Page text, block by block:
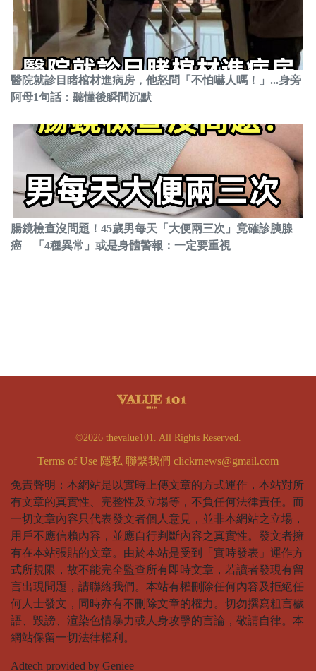
醫院就診目睹棺材進病房，他怒問「不怕嚇人嗎！」...身旁
阿母1句話：聽懂後瞬間沉默
腸鏡檢查沒問題！45歲男每天「大便兩三次」竟確診胰腺
癌 「4種異常」或是身體警報：一定要重視
©2026 thevalue101. All Rights Reserved.
Terms of Use 隱私 聯繫我們 clickrnews@gmail.com
免責聲明：本網站是以實時上傳文章的方式運作，本站對所
有文章的真實性、完整性及立場等，不負任何法律責任。而
一切文章內容只代表發文者個人意見，並非本網站之立場，
用戶不應信賴內容，並應自行判斷內容之真實性。發文者擁
有在本站張貼的文章。由於本站是受到「實時發表」運作方
式所規限，故不能完全監查所有即時文章，若讀者發現有留
言出現問題，請聯絡我們。本站有權刪除任何內容及拒絕任
何人士發文，同時亦有不刪除文章的權力。切勿撰寫粗言穢
語、毀謗、渲染色情暴力或人身攻擊的言論，敬請自律。本
網站保留一切法律權利。
Adtech provided by Geniee